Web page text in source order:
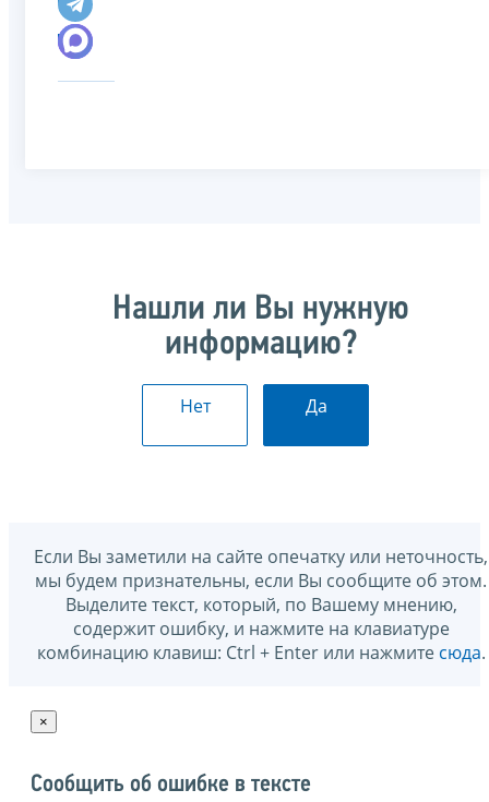
Нашли ли Вы нужную
информацию?
Нет Да
Если Вы заметили на сайте опечатку или неточность,
мы будем признательны, если Вы сообщите об этом.
Выделите текст, который, по Вашему мнению,
содержит ошибку, и нажмите на клавиатуре
комбинацию клавиш: Ctrl + Enter или нажмите сюда.
×
Сообщить об ошибке в тексте